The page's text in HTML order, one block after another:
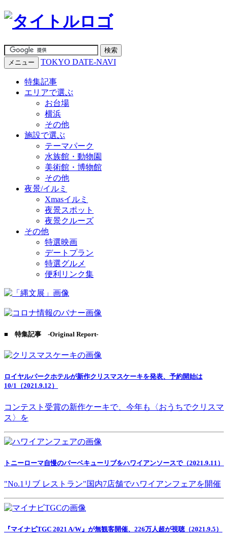
メニュー TOKYO DATE-NAVI
特集記事
エリアで選ぶ
お台場
横浜
その他
施設で選ぶ
テーマパーク
水族館・動物園
美術館・博物館
その他
夜景/イルミ
Xmasイルミ
夜景スポット
夜景クルーズ
その他
特選映画
デートプラン
特選グルメ
便利リンク集
■ 特集記事 -Original Report-
ロイヤルパークホテルが新作クリスマスケーキを発表、予約開始は
10/1（2021.9.12）
コンテスト受賞の新作ケーキで、今年も〈おうちでクリスマ
ス〉を
トニーローマ自慢のバーベキューリブをハワイアンソースで（2021.9.11）
"No.1リブ レストラン"国内7店舗でハワイアンフェアを開催
『マイナビTGC 2021 A/W』が無観客開催、226万人超が視聴（2021.9.5）